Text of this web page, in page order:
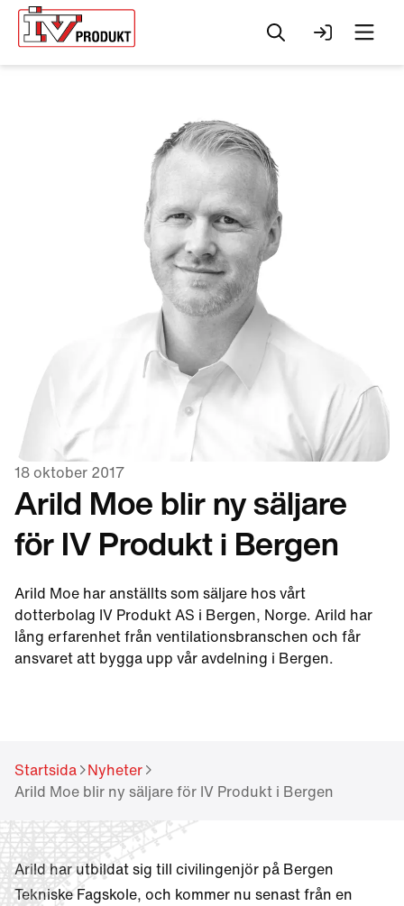
Change to
English?
Your browser has a
different language.
Want to change?
Sök Logga in
18 oktober 2017
Arild Moe blir ny säljare
för IV Produkt i Bergen
Arild Moe har anställts som säljare hos vårt
dotterbolag IV Produkt AS i Bergen, Norge. Arild har
lång erfarenhet från ventilationsbranschen och får
ansvaret att bygga upp vår avdelning i Bergen.
Startsida Nyheter
Arild Moe blir ny säljare för IV Produkt i Bergen
Arild har utbildat sig till civilingenjör på Bergen
Tekniske Fagskole, och kommer nu senast från en